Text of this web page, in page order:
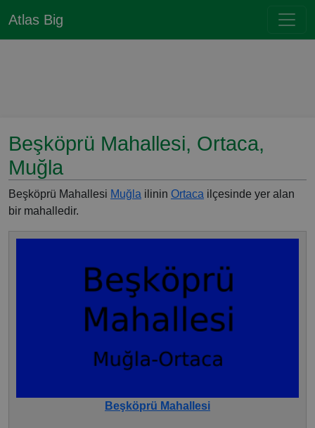
Atlas Big
Beşköprü Mahallesi, Ortaca,
Muğla
Beşköprü Mahallesi Muğla ilinin Ortaca ilçesinde yer alan
bir mahalledir.
Beşköprü Mahallesi